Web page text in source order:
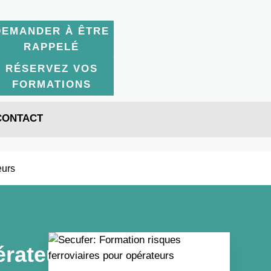
À ÊTRE
RAPPELÉ
RÉSERVEZ VOS
FORMATIONS